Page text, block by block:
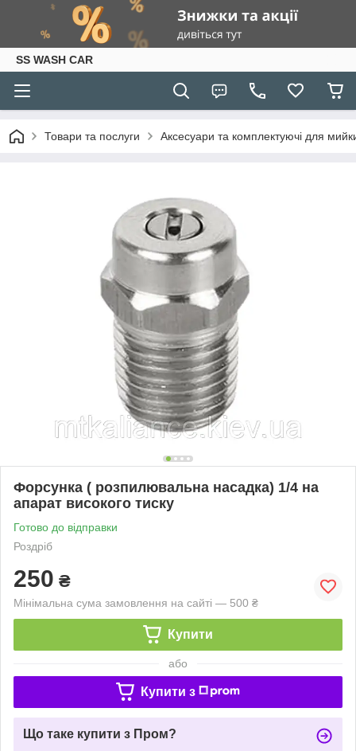
SS WASH CAR
Товари та послуги Аксесуари та комплектуючі для
Форсунка ( розпилювальна насадка) 1/4 на
апарат високого тиску
Готово до відправки
Роздріб
250 ₴
Мінімальна сума замовлення на сайті — 500 ₴
Купити
або
Купити з
Що таке купити з Пром?